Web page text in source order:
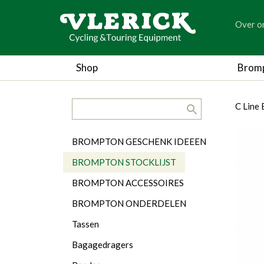
Over
Shop
C Line
Categorieën
BROMPTON GESCHENK IDEEEN
BROMPTON STOCKLIJST
BROMPTON ACCESSOIRES
BROMPTON ONDERDELEN
Tassen
Bagagedragers